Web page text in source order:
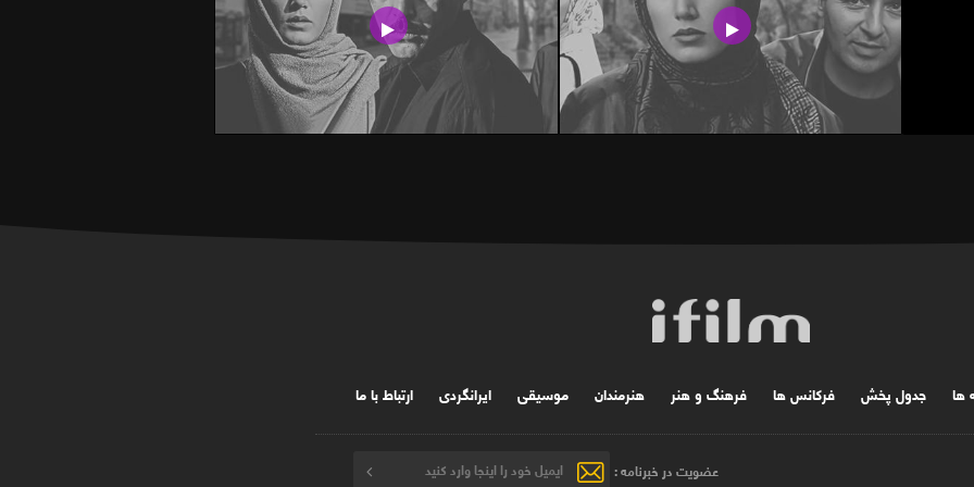
ها جدول پخش فرکانس ها فرهنگ و هنر هنرمندان موسیقی ایرانگردی ارتباط با ما
عضویت در خبرنامه :